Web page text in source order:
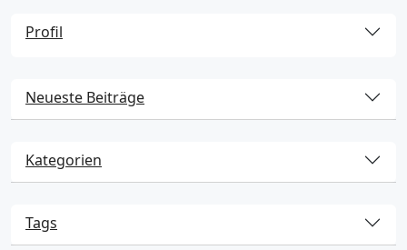
Profil
Neueste Beiträge
Kategorien
Tags